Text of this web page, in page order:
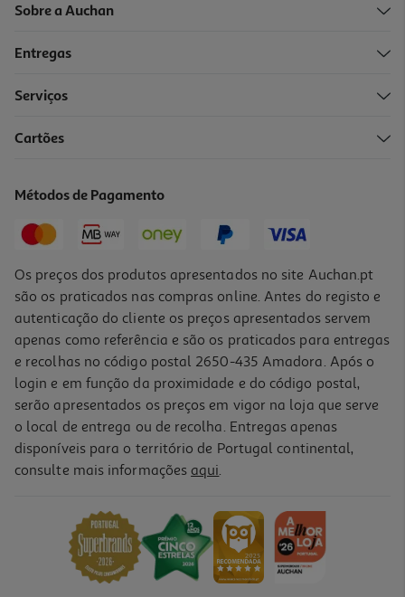
Gel Sanitário Pinho Harpic 750ml
Sobre a Auchan
Entregas
Serviços
Cartões
Métodos de Pagamento
Os preços dos produtos apresentados no site Auchan.pt
são os praticados nas compras online. Antes do registo e
autenticação do cliente os preços apresentados servem
apenas como referência e são os praticados para entregas
e recolhas no código postal 2650-435 Amadora. Após o
login e em função da proximidade e do código postal,
serão apresentados os preços em vigor na loja que serve
o local de entrega ou de recolha. Entregas apenas
disponíveis para o território de Portugal continental,
consulte mais informações aqui.